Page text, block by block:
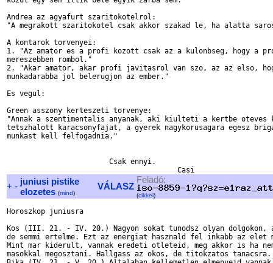
Andrea az agyafurt szaritokotelrol:
"A megrakott szaritokotel csak akkor szakad le, ha alatta
A kontarok torvenyei:
1. "Az amator es a profi kozott csak az a kulonbseg, hogy a
mereszebben rombol."
2. "Akar amator, akar profi javitasrol van szo, az az elso,
munkadarabba jol belerugjon az ember."
Es vegul:
Green asszony kerteszeti torvenye:
"Annak a szentimentalis anyanak, aki kiulteti a kertbe oteves
tetszhalott karacsonyfajat, a gyerek nagykorusagara egesz
munkast kell felfogadnia."
+ - juniusi pistike
elozetes (mind)
VÁLASZ
Feladó:
(cikkei)
Horoszkop juniusra
Kos (III. 21. - IV. 20.) Nagyon sokat tunodsz olyan dolgokon,
de semmi ertelme. Ezt az energiat hasznald fel inkabb az elet
Mint mar kiderult, vannak eredeti otleteid, meg akkor is ha
masokkal megosztani. Hallgass az okos, de titokzatos tanacsra.